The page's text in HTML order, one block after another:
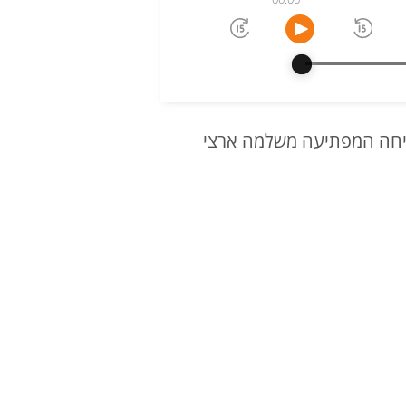
המפתיעה משלמה ארצי